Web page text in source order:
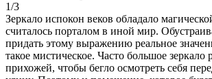
1/3
Зеркало испокон веков обладало
считалось порталом в иной мир.
придать этому выражению реальное
такое мистическое. Часто большое зеркало
прихожей, чтобы бегло осмотреть себя